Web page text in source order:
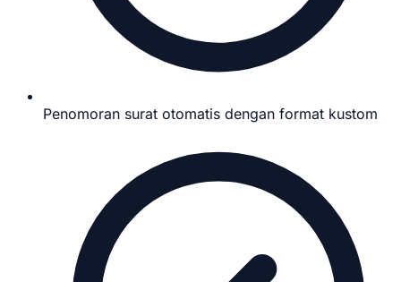
Penomoran surat otomatis dengan format kustom